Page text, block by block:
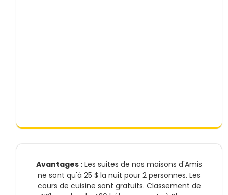
Avantages : Les suites de nos maisons d'Amis
ne sont qu'à 25 $ la nuit pour 2 personnes. Les
cours de cuisine sont gratuits. Classement de